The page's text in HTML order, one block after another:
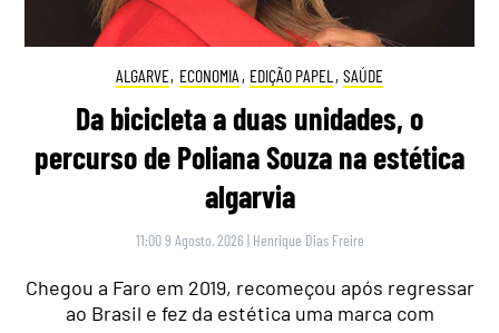
ALGARVE, ECONOMIA , EDIÇÃO PAPEL , SAÚDE
Da bicicleta a duas unidades, o
percurso de Poliana Souza na estética
algarvia
11:00 9 Agosto, 2026 | Henrique Dias Freire
Chegou a Faro em 2019, recomeçou após regressar
ao Brasil e fez da estética uma marca com